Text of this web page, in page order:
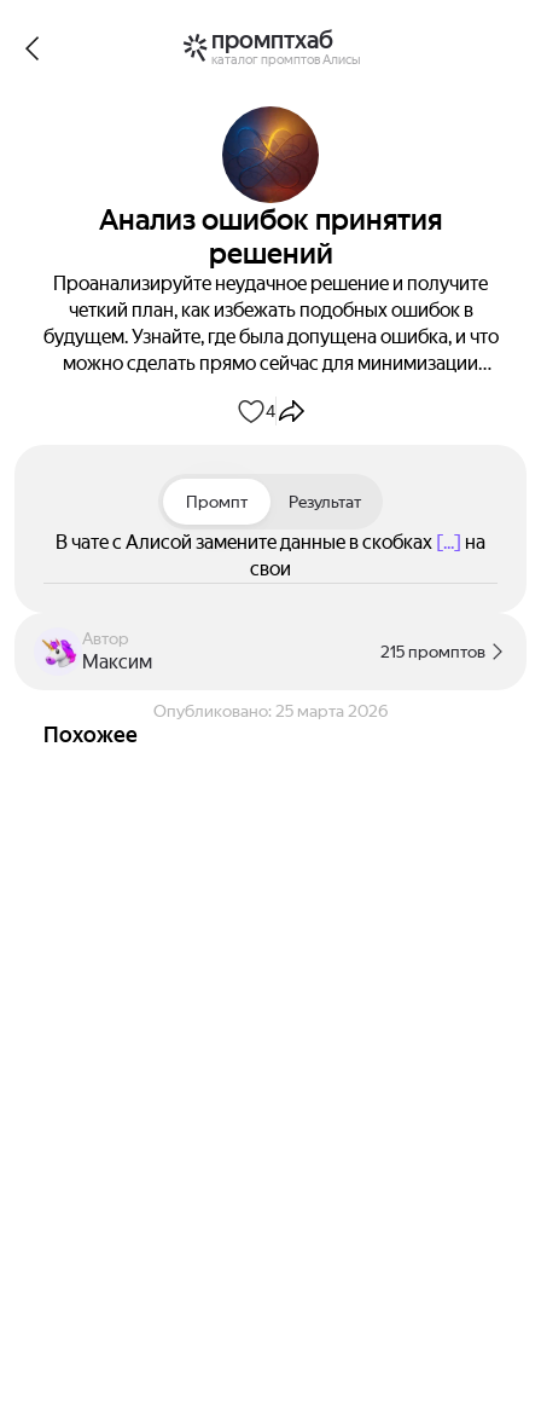
промптхаб
каталог промптов Алисы
Анализ ошибок принятия
решений
Проанализируйте неудачное решение и получите
четкий план, как избежать подобных ошибок в
будущем. Узнайте, где была допущена ошибка, и что
можно сделать прямо сейчас для минимизации
4
Промпт Результат
В чате с Алисой замените данные в скобках [...] на
свои
Автор
Максим 215 промптов
Опубликовано: 25 марта 2026
Похожее